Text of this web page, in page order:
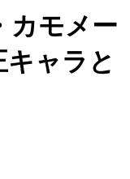
カモメー
ャラと